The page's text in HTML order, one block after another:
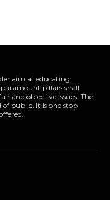
aim at educating,
pillars shall
and objective issues. The
public. It is one stop